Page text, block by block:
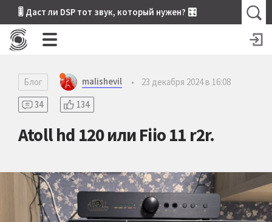
🎚 Даст ли DSP тот звук, который нужен? 🎛
Блог malishevil •
23 декабря 2024 в 16:08
34
134
Atoll hd 120 или Fiio 11 r2r.